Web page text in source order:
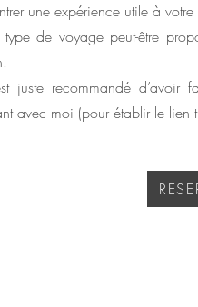
une expérience utile à
de voyage peut-être
juste recommandé d’avoir
avec moi (pour établir le lien